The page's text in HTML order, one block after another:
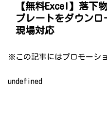
【無料Excel】落下
プレートをダウン
現場対応
※この記事にはプロモーシ
undefined